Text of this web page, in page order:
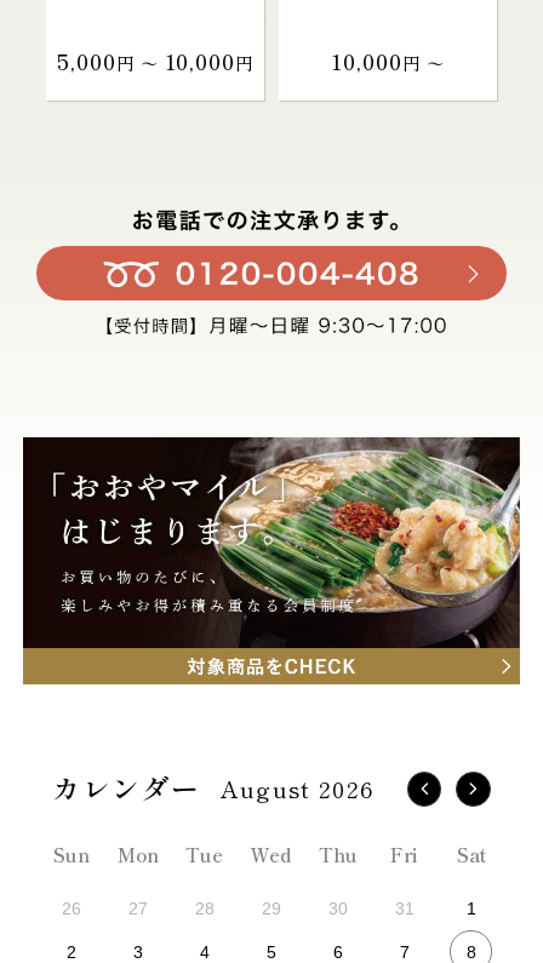
5,000円 〜 10,000円 10,000円 〜
August 2026
Sun Mon Tue Wed Thu Fri Sat
26 27 28 29 30 31 1
2 3 4 5 6 7 8